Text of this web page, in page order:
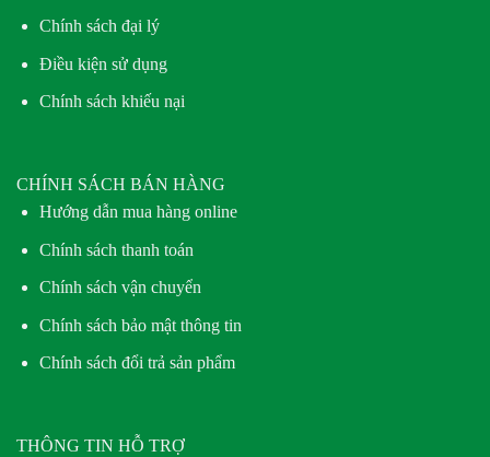
Chính sách đại lý
Điều kiện sử dụng
Chính sách khiếu nại
CHÍNH SÁCH BÁN HÀNG
Hướng dẫn mua hàng online
Chính sách thanh toán
Chính sách vận chuyển
Chính sách bảo mật thông tin
Chính sách đổi trả sản phẩm
THÔNG TIN HỖ TRỢ